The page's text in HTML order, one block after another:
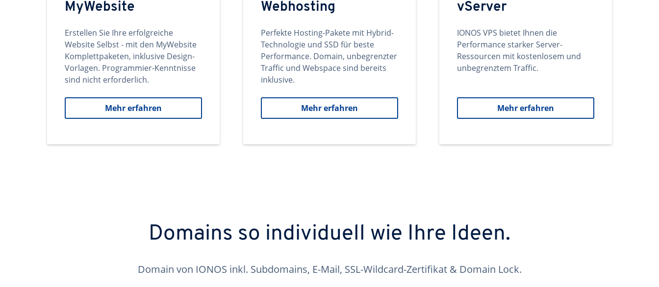
MyWebsite
Erstellen Sie Ihre erfolgreiche
Website Selbst - mit den MyWebsite
Komplettpaketen, inklusive Design-
Vorlagen. Programmier-Kenntnisse
sind nicht erforderlich.
Mehr erfahren
Webhosting
Perfekte Hosting-Pakete mit Hybrid-
Technologie und SSD für beste
Performance. Domain, unbegrenzter
Traffic und Webspace sind bereits
inklusive.
Mehr erfahren
vServer
IONOS VPS bietet Ihnen die
Performance starker Server-
Ressourcen mit kostenlosem und
unbegrenztem Traffic.
Mehr erfahren
Domains so individuell wie Ihre Ideen.
Domain von IONOS inkl. Subdomains, E-Mail, SSL-Wildcard-Zertifikat & Domain Lock.